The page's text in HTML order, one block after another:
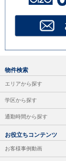
物件検索
エリアから探す
学区から探す
通勤時間から探す
お役立ちコンテンツ
お客様事例動画